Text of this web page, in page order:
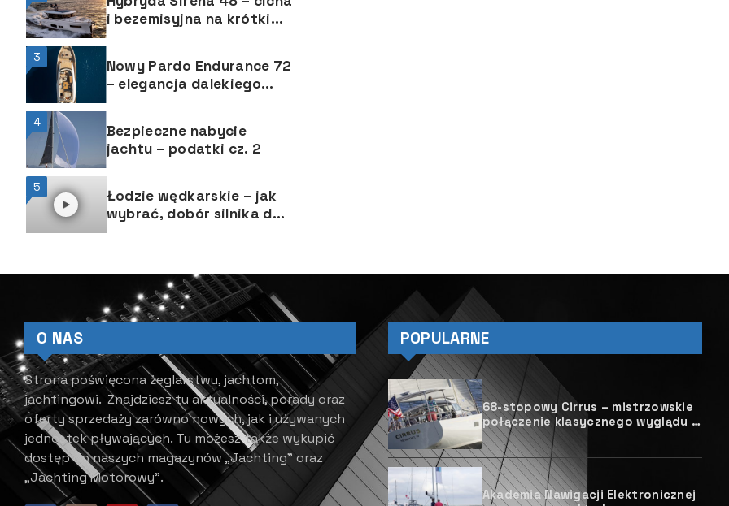
i bezemisyjna na krótkim
dystansie
3
Nowy Pardo Endurance 72
– elegancja dalekiego
rejsu od włoskiej stoczni
4
Bezpieczne nabycie
jachtu – podatki cz. 2
5
Łodzie wędkarskie – jak
wybrać, dobór silnika do
łodzi, ABC śruby
O NAS
Strona poświęcona żeglarstwu, jachtom,
jachtingowi. Znajdziesz tu aktualności, porady oraz
oferty sprzedaży zarówno nowych, jak i używanych
jednostek pływających. ​ Tu możesz także wykupić
dostęp do naszych magazynów „Jachting” oraz
„Jachting Motorowy”.
POPULARNE
68-stopowy Cirrus – mistrzowskie
połączenie klasycznego wyglądu i
nowoczesnej wydajności
Akademia Nawigacji Elektronicznej